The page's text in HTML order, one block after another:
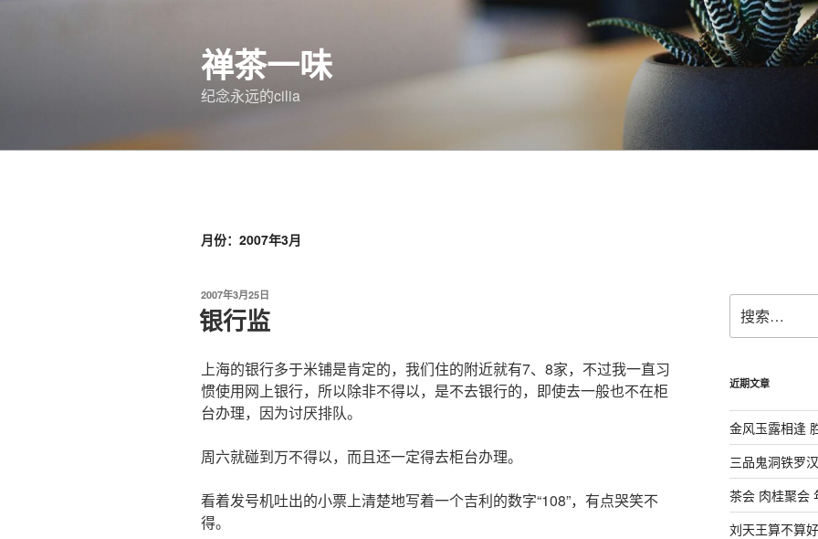
禅茶一味
纪念永远的cilia
月份：2007年3月
发
布
于
2007年3月25日
银行监
上海的银行多于米铺是肯定的，我们住的附近就有7、8家，不过我一直习
惯使用网上银行，所以除非不得以，是不去银行的，即使去一般也不在柜
台办理，因为讨厌排队。
周六就碰到万不得以，而且还一定得去柜台办理。
看着发号机吐出的小票上清楚地写着一个吉利的数字“108”，有点哭笑不
得。
索：
近期文章
金风玉露相逢
三品鬼洞铁罗汉
茶会 肉桂聚会
刘天王算不算